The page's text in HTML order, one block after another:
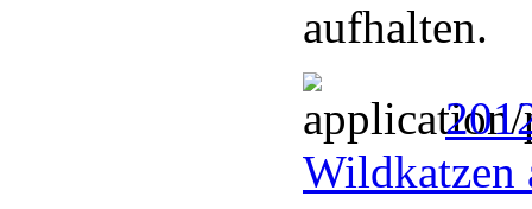
aufhalten.
Wildkatzen